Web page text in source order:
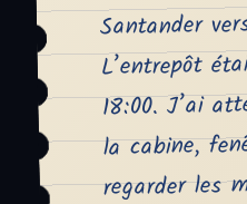
Santander
L’entrepôt
18:00. J’ai
la cabine,
regarder les